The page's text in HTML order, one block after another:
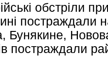
обстріли
постраждали
Бунякине,
постраждали